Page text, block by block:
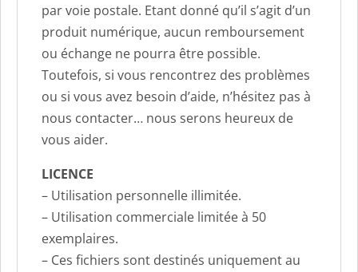
par voie postale. Etant donné qu’il s’agit d’un
produit numérique, aucun remboursement
ou échange ne pourra être possible.
Toutefois, si vous rencontrez des problèmes
ou si vous avez besoin d’aide, n’hésitez pas à
nous contacter… nous serons heureux de
vous aider.
LICENCE
– Utilisation personnelle illimitée.
– Utilisation commerciale limitée à 50
exemplaires.
– Ces fichiers sont destinés uniquement au